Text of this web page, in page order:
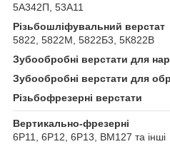
5А342П, 53А11
Різьбошліфувальний верстат
5822, 5822М, 5822Б3, 5К822В
Зубообробні верстати для
Зубообробні верстати для
Різьбофрезерні верстати
Вертикально-фрезерні
6Р11, 6Р12, 6Р13, ВМ127 та інші